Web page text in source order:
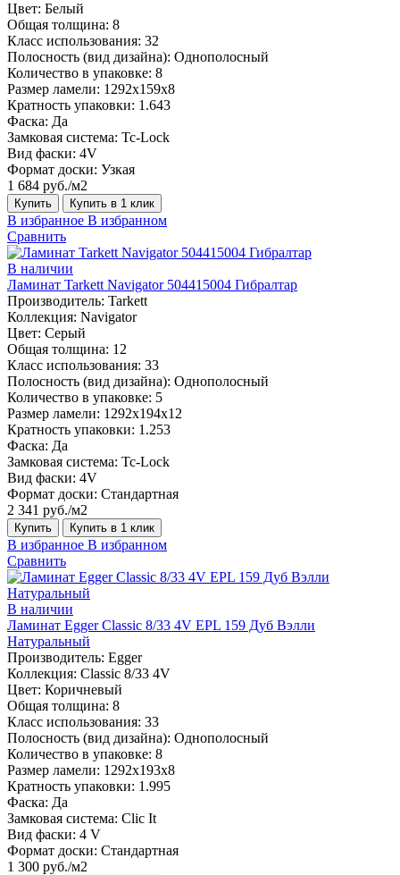
Цвет: Белый
Общая толщина: 8
Класс использования: 32
Полосность (вид дизайна): Однополосный
Количество в упаковке: 8
Размер ламели: 1292х159х8
Кратность упаковки: 1.643
Фаска: Да
Замковая система: Tc-Lock
Вид фаски: 4V
Формат доски: Узкая
1 684 руб./м2
Купить Купить в 1 клик
В избранное В избранном
Сравнить
В наличии
Ламинат Tarkett Navigator 504415004 Гибралтар
Производитель: Tarkett
Коллекция: Navigator
Цвет: Серый
Общая толщина: 12
Класс использования: 33
Полосность (вид дизайна): Однополосный
Количество в упаковке: 5
Размер ламели: 1292х194х12
Кратность упаковки: 1.253
Фаска: Да
Замковая система: Tc-Lock
Вид фаски: 4V
Формат доски: Стандартная
2 341 руб./м2
Купить Купить в 1 клик
В избранное В избранном
Сравнить
В наличии
Ламинат Egger Classic 8/33 4V EPL 159 Дуб Вэлли
Натуральный
Производитель: Egger
Коллекция: Classic 8/33 4V
Цвет: Коричневый
Общая толщина: 8
Класс использования: 33
Полосность (вид дизайна): Однополосный
Количество в упаковке: 8
Размер ламели: 1292х193х8
Кратность упаковки: 1.995
Фаска: Да
Замковая система: Clic It
Вид фаски: 4 V
Формат доски: Стандартная
1 300 руб./м2